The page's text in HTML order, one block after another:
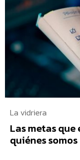
La vidriera
Las metas
quiénes somos